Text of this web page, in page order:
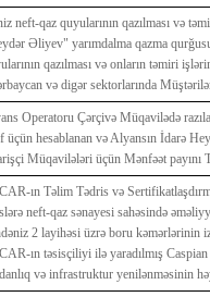
neft-qaz quyularının qazılması və
Əliyev" yarımdalma qazma
qazılması və onların təmiri
və digər sektorlarında
Operatoru Çərçivə Müqavilədə
üçün hesablanan və Alyansın İdarə
Müqavilələri üçün Mənfəət payını
ın Təlim Tədris və
neft-qaz sənayesi sahəsində
2 layihəsi üzrə boru kəmərlərinin
ın təsisçiliyi ilə yaradılmış
və infrastruktur yenilənməsinin